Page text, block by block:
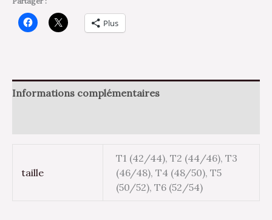
Plus
Informations complémentaires
taille
T1 (42/44), T2 (44/46), T3
(46/48), T4 (48/50), T5
(50/52), T6 (52/54)